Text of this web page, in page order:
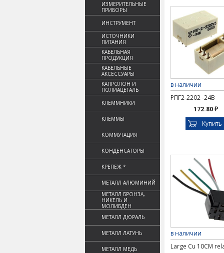
ИЗМЕРИТЕЛЬНЫЕ
ПРИБОРЫ
ИНСТРУМЕНТ
ИСТОЧНИКИ
ПИТАНИЯ
КАБЕЛЬНАЯ
ПРОДУКЦИЯ
КАБЕЛЬНЫЕ
АКСЕССУАРЫ
КАПРОЛОН И
ПОЛИАЦЕТАЛЬ
КЛЕММНИКИ
КЛЕММЫ
КОММУТАЦИЯ
КОНДЕНСАТОРЫ
КРЕПЕЖ *
МЕТАЛЛ АЛЮМИНИЙ
МЕТАЛЛ БРОНЗА,
НИКЕЛЬ И
МОЛИБДЕН
МЕТАЛЛ ДЮРАЛЬ
МЕТАЛЛ ЛАТУНЬ
МЕТАЛЛ МЕДЬ
в наличии
РПГ2-2202 -24В
172.80 ₽
Купить
в наличии
Large Cu 10CM